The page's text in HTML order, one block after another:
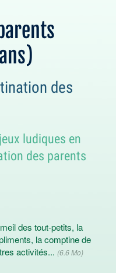
des
ludiques en
des parents
des tout-petits, la
la comptine de
activités... (6.6 Mo)